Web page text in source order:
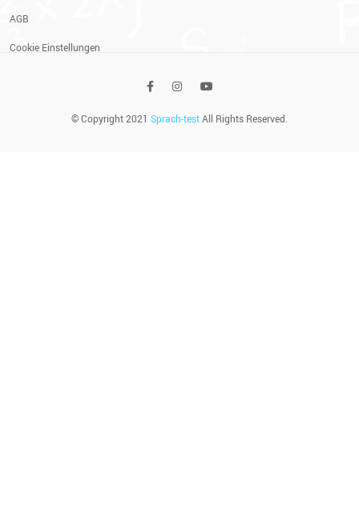
AGB
Cookie Einstellungen
© Copyright 2021 Sprach-testAll Rights Reserved.